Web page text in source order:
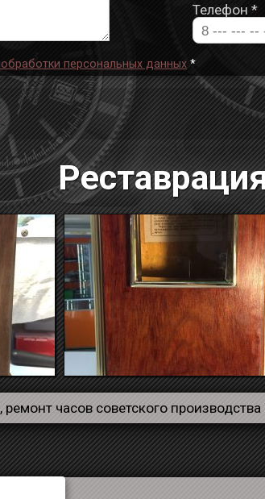
Телефон *
персональных данных *
часов советского производства